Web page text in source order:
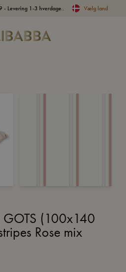
- Levering 1-3 hverdage.. Vælg land
GOTS (100x140
Rose mix